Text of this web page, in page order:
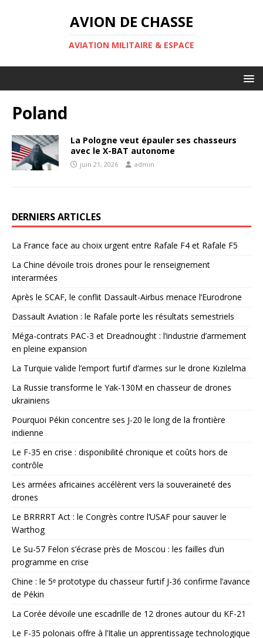
AVION DE CHASSE
AVIATION MILITAIRE & ESPACE
Poland
La Pologne veut épauler ses chasseurs
avec le X-BAT autonome
juin 21, 2026 admin
DERNIERS ARTICLES
La France face au choix urgent entre Rafale F4 et Rafale F5
La Chine dévoile trois drones pour le renseignement
interarmées
Après le SCAF, le conflit Dassault-Airbus menace l’Eurodrone
Dassault Aviation : le Rafale porte les résultats semestriels
Méga-contrats PAC-3 et Dreadnought : l’industrie d’armement
en pleine expansion
La Turquie valide l’emport furtif d’armes sur le drone Kızılelma
La Russie transforme le Yak-130M en chasseur de drones
ukrainiens
Pourquoi Pékin concentre ses J-20 le long de la frontière
indienne
Le F-35 en crise : disponibilité chronique et coûts hors de
contrôle
Les armées africaines accélèrent vers la souveraineté des
drones
Le BRRRRT Act : le Congrès contre l’USAF pour sauver le
Warthog
Le Su-57 Felon s’écrase près de Moscou : les failles d’un
programme en crise
Chine : le 5ᵉ prototype du chasseur furtif J-36 confirme l’avance
de Pékin
La Corée dévoile une escadrille de 12 drones autour du KF-21
Le F-35 polonais offre à l’Italie un apprentissage technologique